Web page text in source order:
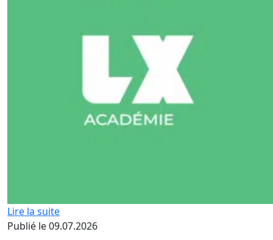
Lire la suite
Publié le 09.07.2026